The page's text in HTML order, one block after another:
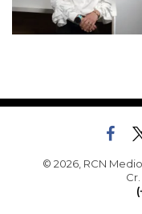
© 2026, RCN